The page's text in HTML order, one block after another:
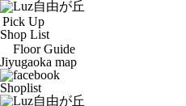
Pick Up
Shop List
Floor Guide
Jiyugaoka map
Shoplist